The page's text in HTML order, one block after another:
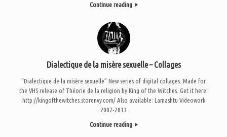
Continue reading
Dialectique de la misère sexuelle – Collages
“Dialectique de la misère sexuelle” New series of digital collages. Made for
the VHS release of Théorie de la religion by King of the Witches. Get it here:
http://kingofthewitches.storenvy.com/ Also available: Lamashtu Videowork
2007-2013
Continue reading